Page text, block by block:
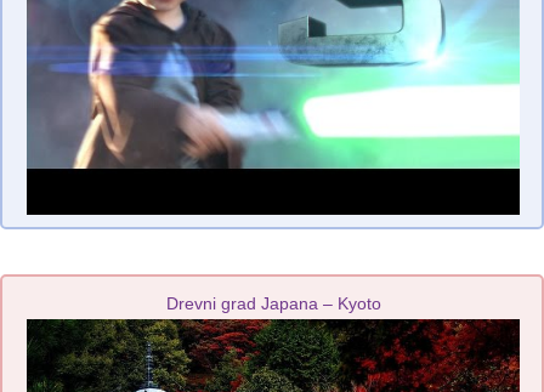
Drevni grad Japana – Kyoto